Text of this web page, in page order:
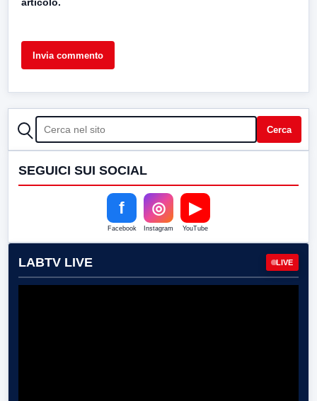
articolo.
CERCA Cerca
SEGUICI SUI SOCIAL
f
Facebook
◎
Instagram
▶
YouTube
LABTV LIVE LIVE